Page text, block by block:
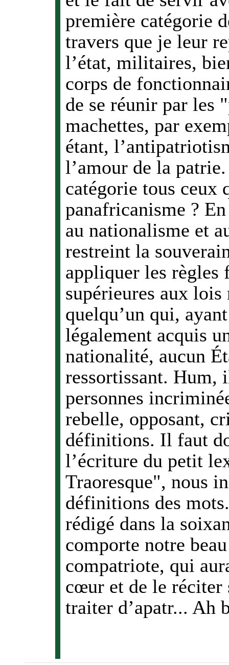
première catégorie
travers que je leur
l’état, militaires,
corps de
de se réunir par les
machettes, par
étant,
l’amour de la
catégorie tous ceux
panafricanisme ?
au nationalisme et
restreint la
appliquer les règles
supérieures aux
quelqu’un qui,
légalement acquis
nationalité, aucun
ressortissant. Hum,
personnes
rebelle, opposant,
définitions. Il faut
l’écriture du petit
Traoresque", nous
définitions des
rédigé dans la
comporte notre
compatriote, qui
cœur et de le réciter
traiter d’apatr... Ah